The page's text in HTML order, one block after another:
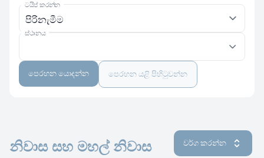
ටයිප් කරන්න
ස්ථානය
පෙරහන යොදන්න පෙරහන යළි පිහිටුවන්න
නිවාස සහ මහල් නිවාස වර්ග කරන්න